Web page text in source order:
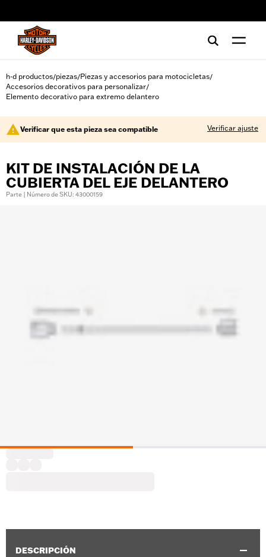
h-d productos/piezas/Piezas y accesorios para motocicletas/
Accesorios decorativos para personalizar/
Elemento decorativo para extremo delantero
Verificar que esta pieza sea compatible Verificar ajuste
KIT DE INSTALACIÓN DE LA
CUBIERTA DEL EJE DELANTERO
Parte | Número de SKU: 43000159
DESCRIPCIÓN